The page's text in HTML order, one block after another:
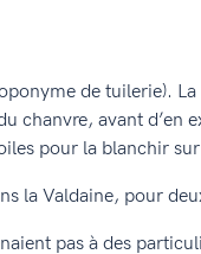
de tuilerie).
avant d’en
pour la blanchir sur
la Valdaine, pour
pas à des